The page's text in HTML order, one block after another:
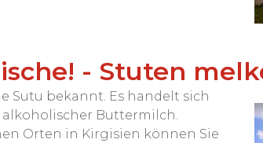
- Stuten
Sutu bekannt. Es handelt sich
Buttermilch.
Orten in Kirgisien können Sie